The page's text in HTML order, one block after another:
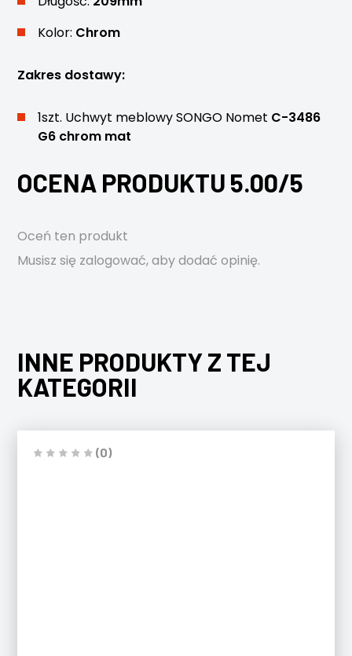
Kolor: Chrom
Zakres dostawy:
1szt. Uchwyt meblowy SONGO Nomet C-3486
G6 chrom mat
OCENA PRODUKTU 5.00/5
Oceń ten produkt
Musisz się zalogować, aby dodać opinię.
INNE PRODUKTY Z TEJ
KATEGORII
(0)